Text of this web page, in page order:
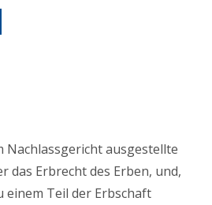
Nachlassgericht ausgestellte
das Erbrecht des Erben, und,
einem Teil der Erbschaft